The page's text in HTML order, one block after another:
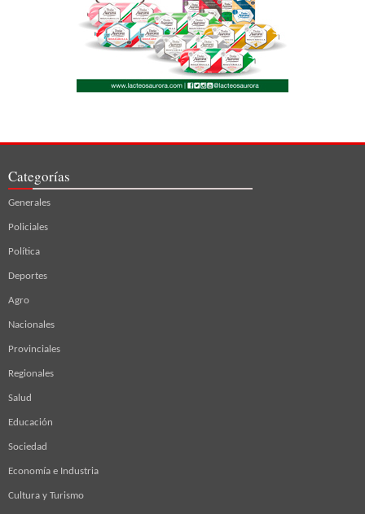
Categorías
Generales
Policiales
Política
Deportes
Agro
Nacionales
Provinciales
Regionales
Salud
Educación
Sociedad
Economía e Industria
Cultura y Turismo